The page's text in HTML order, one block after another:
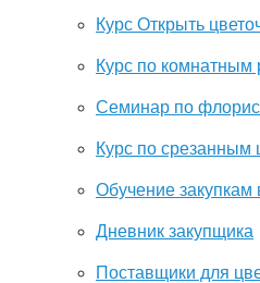
Курс Открыть
Курс по комнатным
Семинар по
Курс по срезанным
Обучение закупкам
Дневник закупщика
Поставщики для